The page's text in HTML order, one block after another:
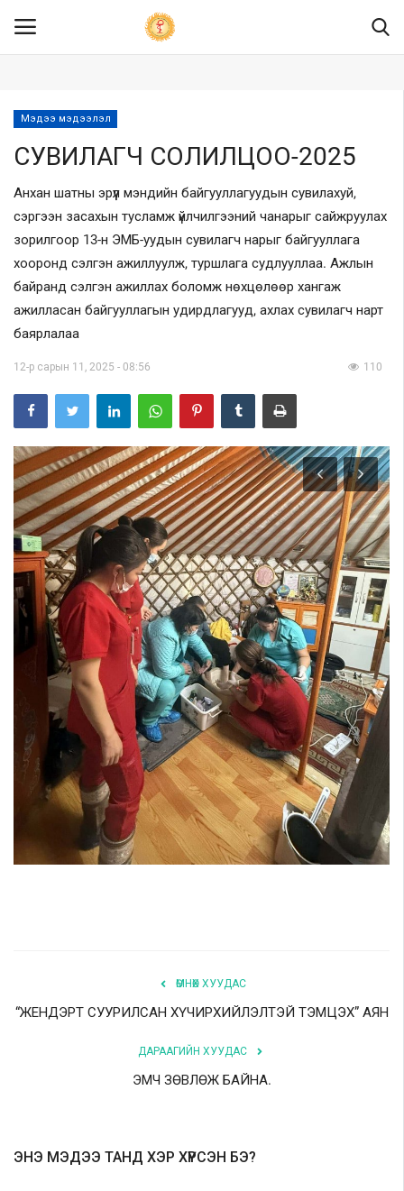
.col-sm-4 {width: 25.333333%;} .col-sm-8 {width: 74.666667%;} .logo-
banner .pull-right a img {width: 100%; height: 130px; vertical-align: top}
Нүүр
Бидний тухай
Мэдээ мэдээлэл
Ил тод байдал
Хууль эрх зүй
Төрийн үйлчилгээ
Шилэн данс
Авлига-110
Мэдээ мэдээлэл
СУВИЛАГЧ СОЛИЛЦОО-2025
Анхан шатны эрүүл мэндийн байгууллагуудын сувилахуй,
сэргээн засахын тусламж үйлчилгээний чанарыг сайжруулах
зорилгоор 13-н ЭМБ-уудын сувилагч нарыг байгууллага
хооронд сэлгэн ажиллуулж, туршлага судлууллаа. Ажлын
байранд сэлгэн ажиллах боломж нөхцөлөөр хангаж
ажилласан байгууллагын удирдлагууд, ахлах сувилагч нарт
баярлалаа
12-р сарын 11, 2025 - 08:56 110
ӨМНӨХ ХУУДАС
“ЖЕНДЭРТ СУУРИЛСАН ХҮЧИРХИЙЛЭЛТЭЙ ТЭМЦЭХ” АЯН
ДАРААГИЙН ХУУДАС
ЭМЧ ЗӨВЛӨЖ БАЙНА.
ЭНЭ МЭДЭЭ ТАНД ХЭР ХҮРСЭН БЭ?